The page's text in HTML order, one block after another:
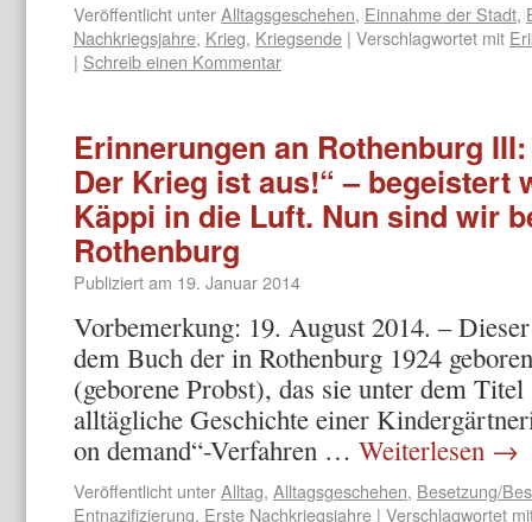
Veröffentlicht unterAlltagsgeschehen, Einnahme der Stadt,
Nachkriegsjahre, Krieg, Kriegsende | Verschlagwortet mit
| Schreib einen Kommentar
Erinnerungen an Rothenburg
Der Krieg ist aus!“ – begeistert
Käppi in die Luft. Nun sind wir
Rothenburg
Publiziert am 19. Januar 2014
Vorbemerkung: 19. August 2014. –
dem Buch der in Rothenburg 1924
(geborene Probst), das sie unter dem
alltägliche Geschichte einer
on demand“-Verfahren … Weiterlesen →
Veröffentlicht unterAlltag, Alltagsgeschehen, Besetzung/
Entnazifizierung, Erste Nachkriegsjahre | Verschlagwortet